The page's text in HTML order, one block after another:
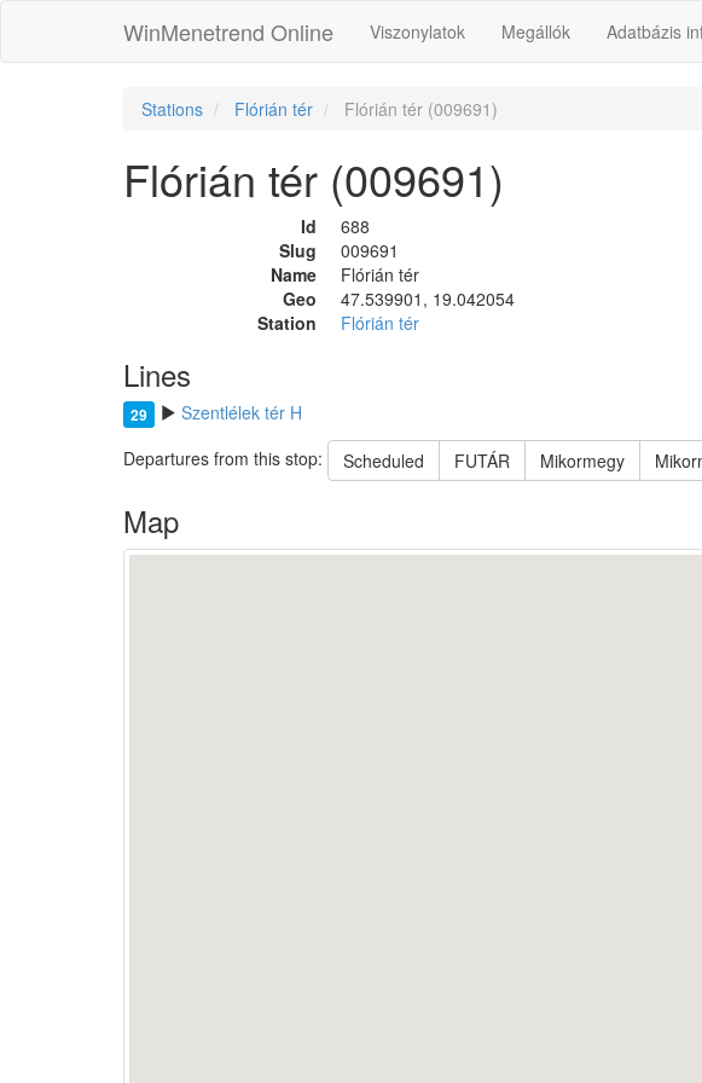
WinMenetrend Online Viszonylatok Megállók Adatbázis
Stations Flórián tér Flórián tér (009691)
Flórián tér (009691)
Id
688
Slug
009691
Name
Flórián tér
Geo
47.539901, 19.042054
Station
Flórián tér
Lines
29
Szentlélek tér H
Departures from this stop:
Scheduled FUTÁR Mikormegy
Map